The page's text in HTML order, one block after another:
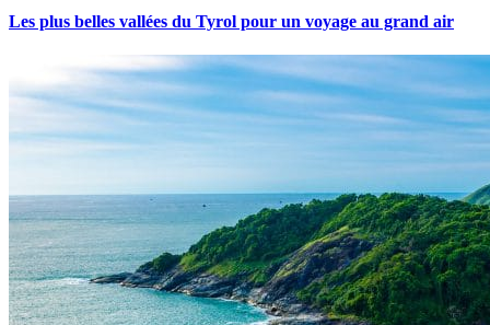
Les plus belles vallées du Tyrol pour un voyage au grand air